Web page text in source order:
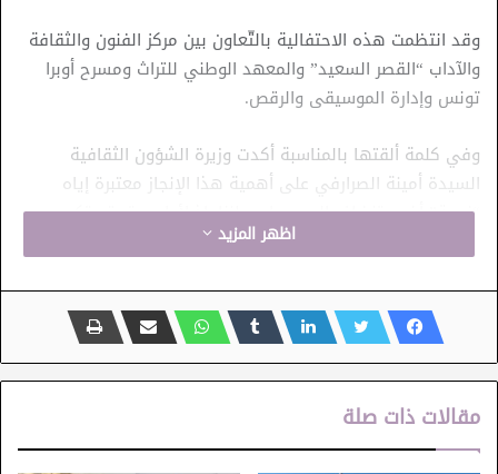
وقد انتظمت هذه الاحتفالية بالتّعاون بين مركز الفنون والثقافة
والآداب “القصر السعيد” والمعهد الوطني للتراث ومسرح أوبرا
تونس وإدارة الموسيقى والرقص.
وفي كلمة ألقتها بالمناسبة أكدت وزيرة الشؤون الثقافية
السيدة أمينة الصرارفي على أهمية هذا الإنجاز معتبرة إياه
“نجمة” أخرى تنضاف إلى سجل وطننا، إذ لأول مرة يتم تكريم
تراثنا الموسيقي دوليا من خلال إدراج عنصر”فنون العرض لدى
للإنسانية بمنظّمة اليونسكو، ودعت كافة المتدخلين في هذا
الملف إلى مزيد الاعتناء بالتراث التونسي وصونه وتثمين الهوية
الثقافية، مجددة شكرها إلى اللجنة العلمية المشرفة على انجاز
هذا الملف.
من جهته، اعتبر والي مدنين السيد وليد الطبوبي أن فنون العرض
اظهر المزيد
مقالات ذات صلة